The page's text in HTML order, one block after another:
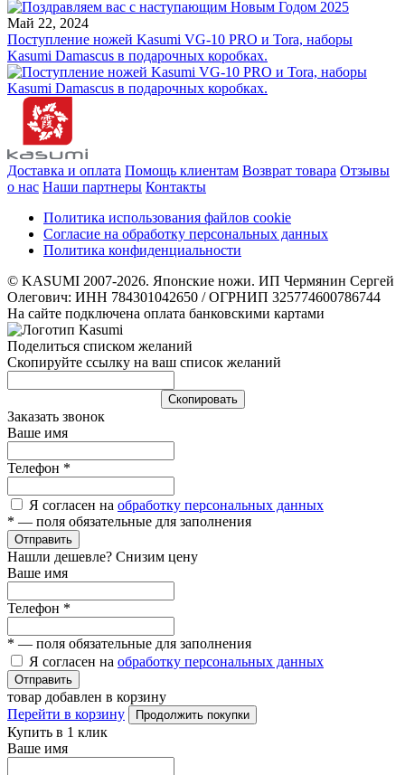
Май 22, 2024
Поступление ножей Kasumi VG-10 PRO и Tora, наборы
Kasumi Damascus в подарочных коробках.
Доставка и оплата Помощь клиентам Возврат товара Отзывы
о нас Наши партнеры Контакты
Политика использования файлов cookie
Согласие на обработку персональных данных
Политика конфиденциальности
© KASUMI 2007-2026. Японские ножи. ИП Чермянин Сергей
Олегович: ИНН 784301042650 / ОГРНИП 325774600786744
На сайте подключена оплата банковскими картами
Поделиться списком желаний
Скопируйте ссылку на ваш список желаний
Cкопировать
Заказать звонок
Ваше имя
Телефон *
Я согласен на обработку персональных данных
* — поля обязательные для заполнения
Отправить
Нашли дешевле? Снизим цену
Ваше имя
Телефон *
* — поля обязательные для заполнения
Я согласен на обработку персональных данных
Отправить
товар добавлен в корзину
Перейти в корзину
Продолжить покупки
Купить в 1 клик
Ваше имя